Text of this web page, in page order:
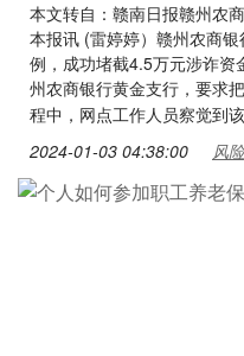
本文转自：赣南日报赣州农
本报讯 (雷婷婷）赣州农商
例，成功堵截4.5万元涉诈
州农商银行黄金支行，要求
程中，网点工作人员察觉到
2024-01-03 04:38:00 风